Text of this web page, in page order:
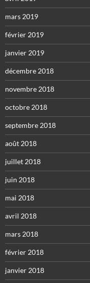
mars 2019
février 2019
janvier 2019
décembre 2018
novembre 2018
octobre 2018
septembre 2018
août 2018
juillet 2018
juin 2018
mai 2018
avril 2018
mars 2018
février 2018
janvier 2018